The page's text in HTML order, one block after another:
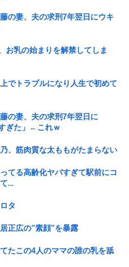
の妻、夫の求刑7年翌日にウキ
お乳の始まりを解禁してしま
でトラブルになり人生で初めて
の妻、夫の求刑7年翌日に
ぎた」←これｗ
、筋肉質な太ももがたまらない
てる高齢化ヤバすぎて駅前にコ
...
タ
正広の”素顔”を暴露
たこの4人のママの誰の乳を舐